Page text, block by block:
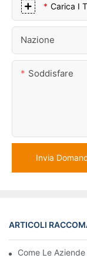
Carica I
Nazione
Soddisfare
Invia
ARTICOLI
Come Le